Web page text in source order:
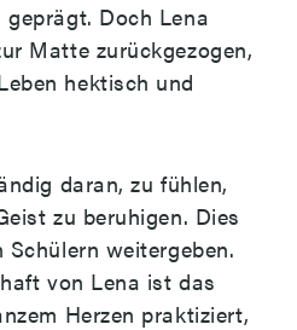
Doch Lena
Matte zurückgezogen,
hektisch und
daran, zu fühlen,
zu beruhigen. Dies
weitergeben.
von Lena ist das
Herzen praktiziert,